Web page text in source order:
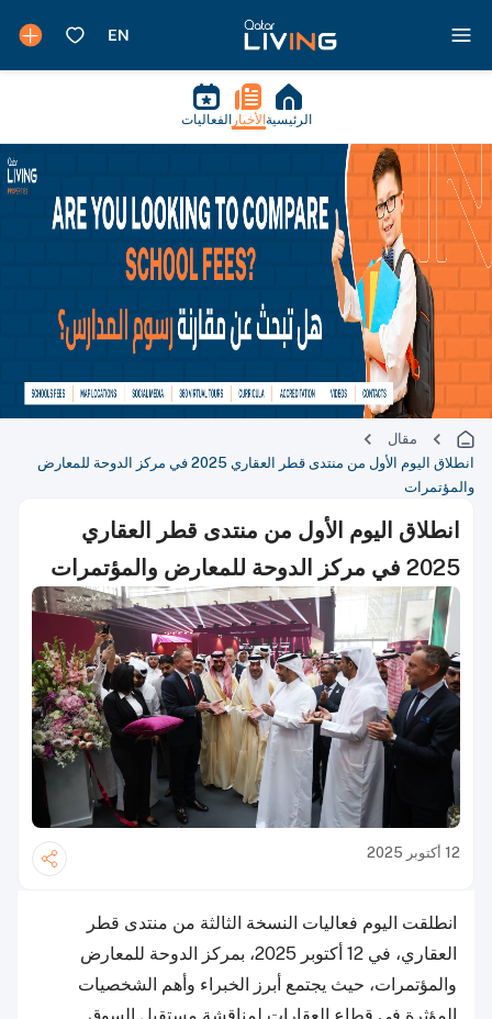
الرئيسية الأخبار الفعاليات
مقال
انطلاق اليوم الأول من منتدى قطر العقاري 2025 في مركز الدوحة للمعارض
والمؤتمرات
انطلاق اليوم الأول من منتدى قطر العقاري
2025 في مركز الدوحة للمعارض والمؤتمرات
12 أكتوبر 2025
انطلقت اليوم فعاليات النسخة الثالثة من منتدى قطر
العقاري، في 12 أكتوبر 2025، بمركز الدوحة للمعارض
والمؤتمرات، حيث يجتمع أبرز الخبراء وأهم الشخصيات
المؤثرة في قطاع العقارات لمناقشة مستقبل السوق